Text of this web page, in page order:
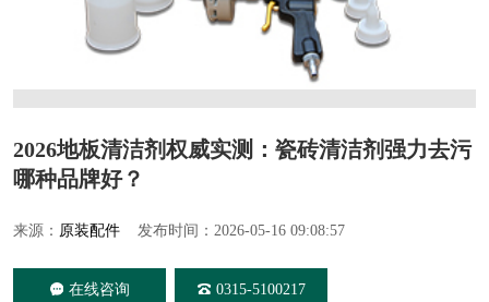
2026地板清洁剂权威实测：瓷砖清洁剂强力去污
哪种品牌好？
来源： 原装配件 发布时间：2026-05-16 09:08:57
在线咨询 0315-5100217